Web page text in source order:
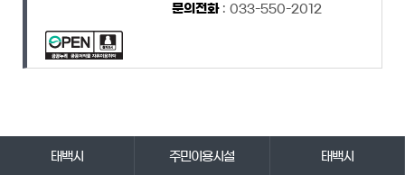
문의전화: 033-550-2012
태백시 주민이용시설 태백시